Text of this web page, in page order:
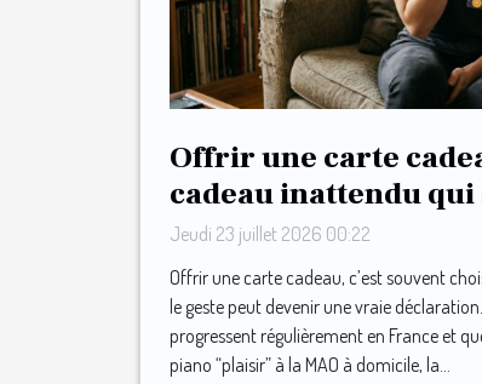
Offrir une carte
cadeau inattendu
mélomanes
Jeudi 23 juillet 2026 00:22
Offrir une carte cadeau, c’est souvent
le geste peut devenir une vraie
progressent régulièrement en France et
piano “plaisir” à la MAO à domicile, la...